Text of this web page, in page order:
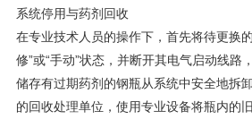
系统停用与药剂回收
在专业技术人员的操作下，首先将待更换
修”或“手动”状态，并断开其电气启动线路
储存有过期药剂的钢瓶从系统中安全地拆
的回收处理单位，使用专业设备将瓶内的